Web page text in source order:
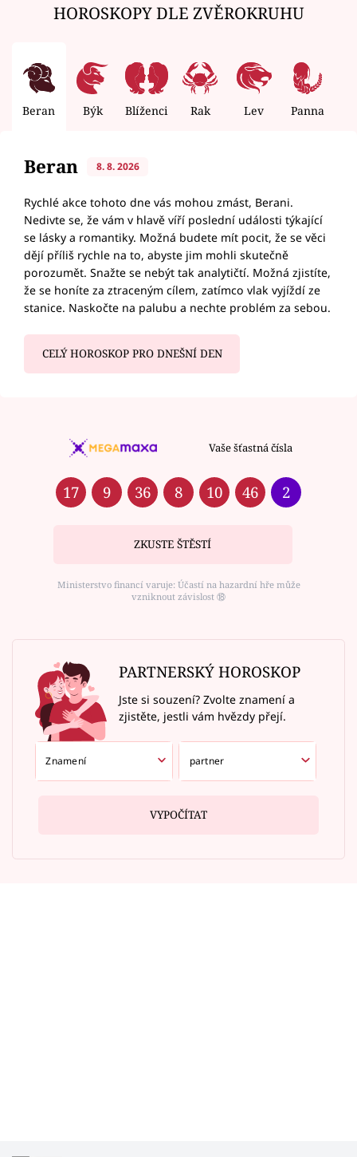
HOROSKOPY DLE ZVĚROKRUHU
Beran Býk Blíženci Rak Lev Panna
Beran 8. 8. 2026
Rychlé akce tohoto dne vás mohou zmást, Berani.
Nedivte se, že vám v hlavě víří poslední události týkající
se lásky a romantiky. Možná budete mít pocit, že se věci
dějí příliš rychle na to, abyste jim mohli skutečně
porozumět. Snažte se nebýt tak analytičtí. Možná zjistíte,
že se honíte za ztraceným cílem, zatímco vlak vyjíždí ze
stanice. Naskočte na palubu a nechte problém za sebou.
CELÝ HOROSKOP PRO DNEŠNÍ DEN
Vaše šťastná čísla
17 9 36 8 10 46 2
ZKUSTE ŠTĚSTÍ
Ministerstvo financí varuje: Účastí na hazardní hře může
vzniknout závislost ⑱
PARTNERSKÝ HOROSKOP
Jste si souzení? Zvolte znamení a
zjistěte, jestli vám hvězdy přejí.
VYPOČÍTAT